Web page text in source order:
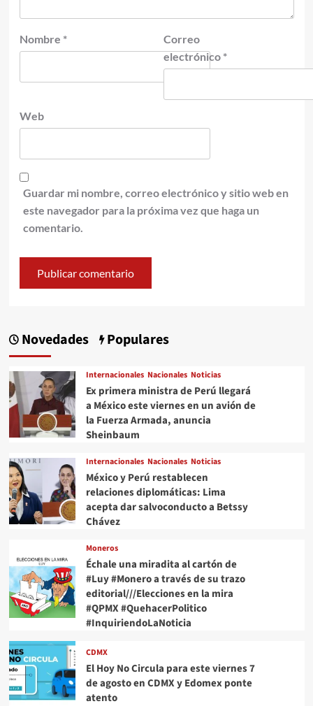
Nombre *
Correo
electrónico *
Web
Guardar mi nombre, correo electrónico y sitio web en
este navegador para la próxima vez que haga un
comentario.
Novedades Populares
Internacionales Nacionales Noticias
Ex primera ministra de Perú llegará
a México este viernes en un avión de
la Fuerza Armada, anuncia
Sheinbaum
Internacionales Nacionales Noticias
México y Perú restablecen
relaciones diplomáticas: Lima
acepta dar salvoconducto a Betssy
Chávez
Moneros
Échale una miradita al cartón de
#Luy #Monero a través de su trazo
editorial///Elecciones en la mira
#QPMX #QuehacerPolitico
#InquiriendoLaNoticia
CDMX
El Hoy No Circula para este viernes 7
de agosto en CDMX y Edomex ponte
atento